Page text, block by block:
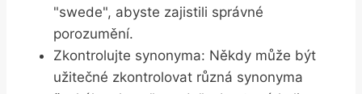
"swede", abyste zajistili správné
porozumění.
Zkontrolujte synonyma: Někdy může být
užitečné zkontrolovat různá synonyma